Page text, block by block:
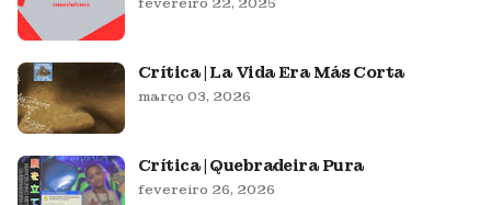
Crítica | La Vida Era Más Corta
março 03, 2026
Crítica | Quebradeira Pura
fevereiro 26, 2026